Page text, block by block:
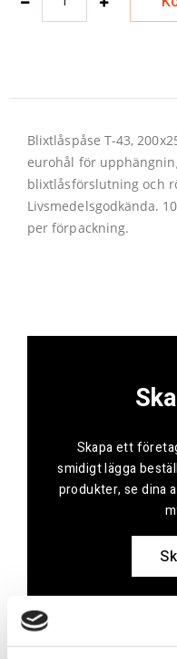
Blixtlåspåse T-43,
eurohål för
blixtlåsförslutning och
Livsmedelsgodkända.
per förpackning.
Skapa ett
smidigt lägga
produkter, se dina